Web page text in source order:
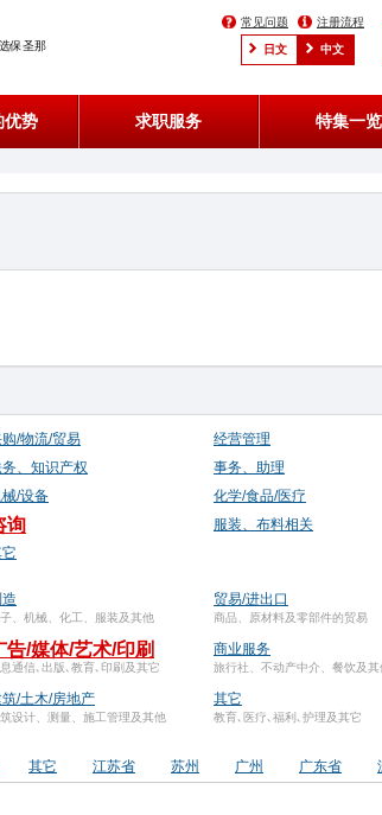
保圣那
常见问题 注册流程
日文 中文
优势 求职服务 特集一览
/物流/贸易 经营管理
、知识产权 事务、助理
/设备 化学/食品/医疗
询 服装、布料相关
、机械、化工、服装及其他
贸易/进出口
商品、原材料及零部件的贸易
告/媒体/艺术/印刷
通信､出版､教育､印刷及其它
商业服务
旅行社、不动产中介、餐饮及其
/土木/房地产
设计、测量、施工管理及其他
其它
教育､医疗､福利､护理及其它
其它 江苏省 苏州 广州 广东省